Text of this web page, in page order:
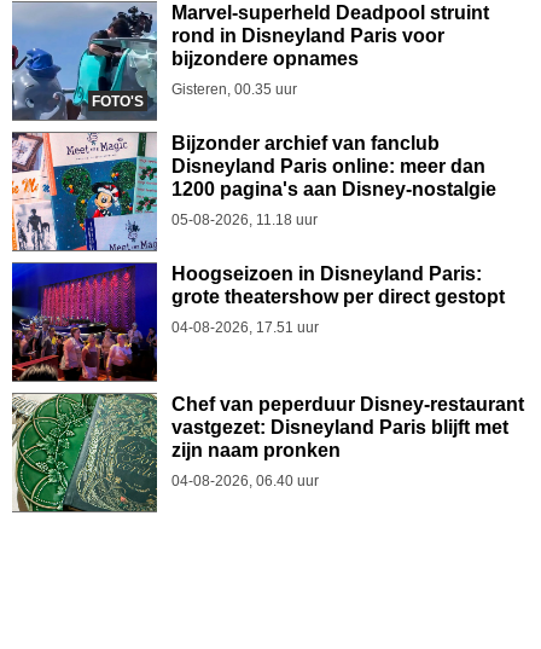
FOTO'S
Marvel-superheld Deadpool struint
rond in Disneyland Paris voor
bijzondere opnames
Gisteren, 00.35 uur
Bijzonder archief van fanclub
Disneyland Paris online: meer dan
1200 pagina's aan Disney-nostalgie
05-08-2026, 11.18 uur
Hoogseizoen in Disneyland Paris:
grote theatershow per direct gestopt
04-08-2026, 17.51 uur
Chef van peperduur Disney-restaurant
vastgezet: Disneyland Paris blijft met
zijn naam pronken
04-08-2026, 06.40 uur